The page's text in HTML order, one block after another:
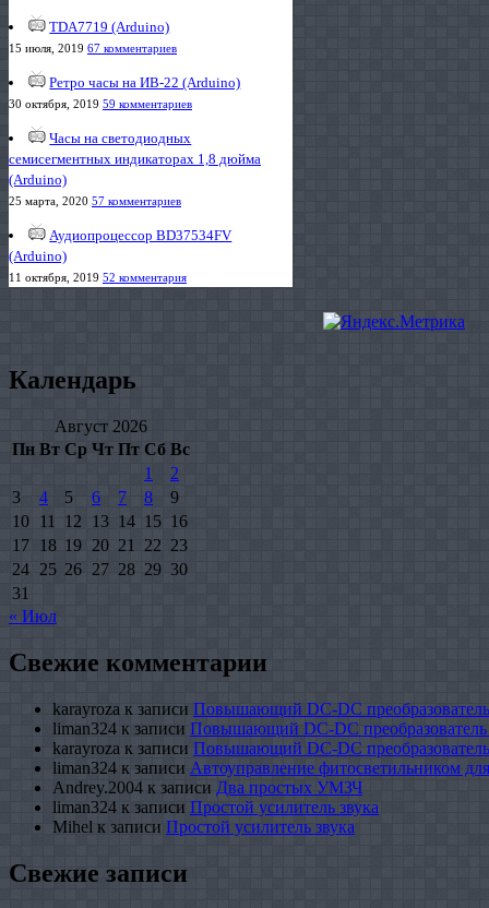
TDA7719 (Arduino)
15 июля, 2019 67 комментариев
Ретро часы на ИВ-22 (Arduino)
30 октября, 2019 59 комментариев
Часы на светодиодных
семисегментных индикаторах 1,8 дюйма
(Arduino)
25 марта, 2020 57 комментариев
Аудиопроцессор BD37534FV
(Arduino)
11 октября, 2019 52 комментария
Календарь
Август 2026
Пн Вт Ср Чт Пт Сб Вс
1
2
3
4 5 6 7 8
9
10 11 12 13 14 15 16
17 18 19 20 21 22 23
24 25 26 27 28 29 30
31
« Июл
Свежие комментарии
karayroza к записи Повышающий DC-DC
liman324 к записи Повышающий DC-DC
karayroza к записи Повышающий DC-DC
liman324 к записи Автоуправление фитосветильником
Andrey.2004 к записи Два простых УМЗЧ
liman324 к записи Простой усилитель звука
Mihel к записи Простой усилитель звука
Свежие записи